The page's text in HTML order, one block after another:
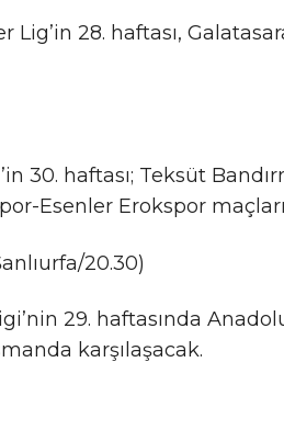
Lig’in 28. haftası,
30. haftası; Teksüt
Esenler Erokspor
20.30)
29. haftasında
karşılaşacak.